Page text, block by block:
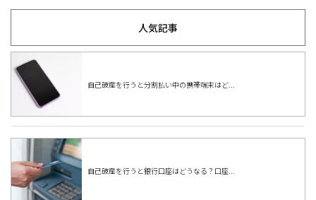
人気記事
自己破産を行うと分割払い中の携帯端末はど...
自己破産を行うと銀行口座はどうなる？口座...